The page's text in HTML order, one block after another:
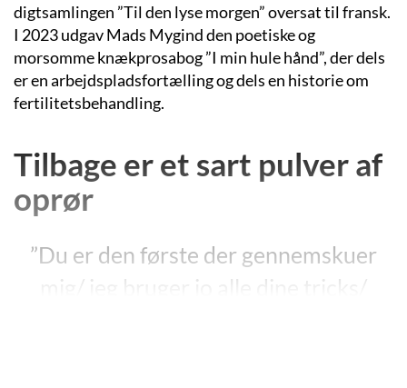
digtsamlingen ”Til den lyse morgen” oversat til fransk.
I 2023 udgav Mads Mygind den poetiske og
morsomme knækprosabog ”I min hule hånd”, der dels
er en arbejdspladsfortælling og dels en historie om
fertilitetsbehandling.
Tilbage er et sart pulver af
oprør
”Du er den første der gennemskuer
mig/ jeg bruger jo alle dine tricks/